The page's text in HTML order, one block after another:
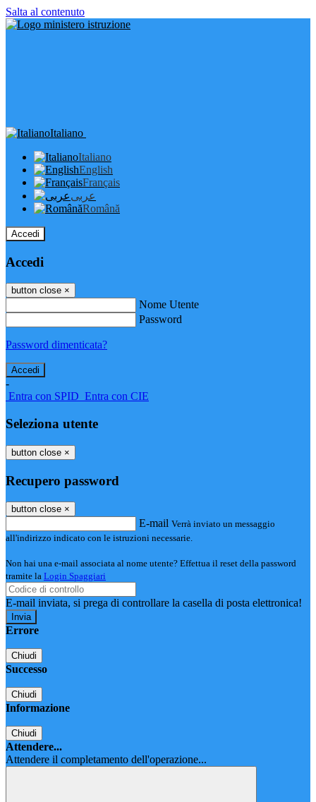
Salta al contenuto
Italiano
Italiano
English
Français
عربى
Română
Accedi
Accedi
button close ×
Nome Utente
Password
Password dimenticata?
-
Entra con SPID Entra con CIE
Seleziona utente
button close ×
Recupero password
button close ×
E-mail Verrà inviato un messaggio
all'indirizzo indicato con le istruzioni necessarie.
Non hai una e-mail associata al nome utente? Effettua il reset della password
tramite la Login Spaggiari
E-mail inviata, si prega di controllare la casella di posta elettronica!
Errore
Chiudi
Successo
Chiudi
Informazione
Chiudi
Attendere...
Attendere il completamento dell'operazione...